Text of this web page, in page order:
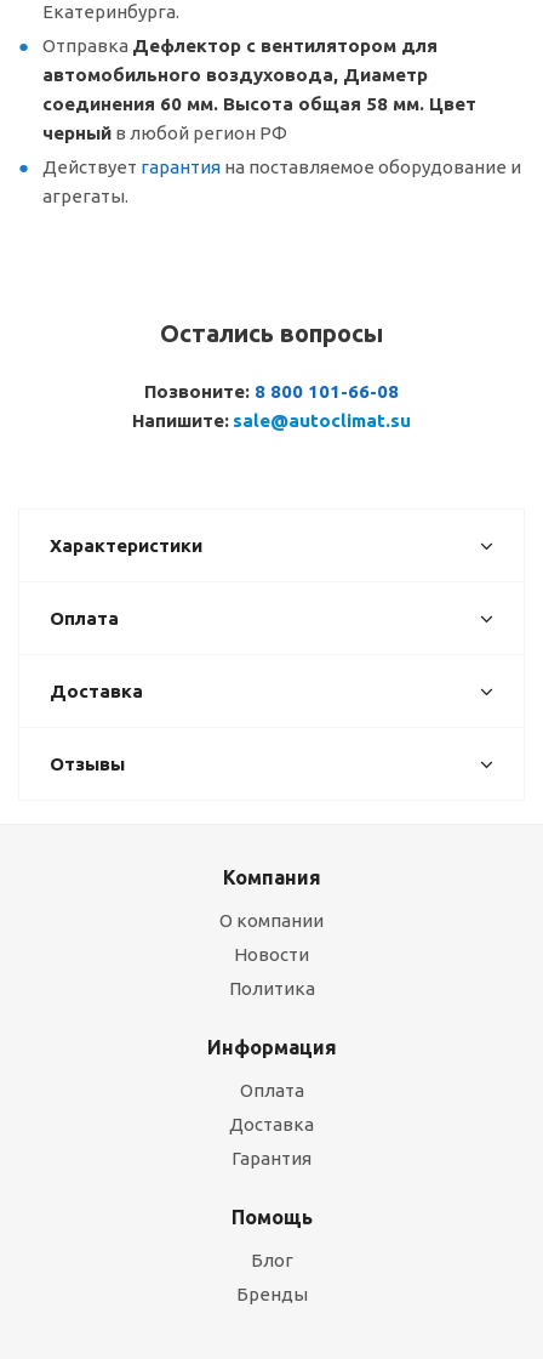
Екатеринбурга.
Отправка Дефлектор с вентилятором для
автомобильного воздуховода, Диаметр
соединения 60 мм. Высота общая 58 мм. Цвет
черный в любой регион РФ
Действует гарантия на поставляемое оборудование и
агрегаты.
Остались вопросы
Позвоните: 8 800 101-66-08
Напишите: sale@autoclimat.su
Характеристики
Оплата
Доставка
Отзывы
Компания
О компании
Новости
Политика
Информация
Оплата
Доставка
Гарантия
Помощь
Блог
Бренды